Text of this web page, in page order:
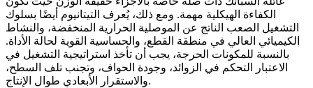
الكفاءة الهيكلية مهمة. ومع ذلك، يُعرف التيتانيوم أيضًا بسلوك
التشغيل الصعب الناتج عن الموصلية الحرارية المنخفضة، والنشاط
الكيميائي العالي في منطقة القطع، والحساسية القوية لحالة الأداة.
بالنسبة للمكونات الحرجة، يجب أن تأخذ استراتيجية التشغيل في
الاعتبار التحكم في الزوائد، وجودة الحواف، وتجنب تلف السطح،
والاستقرار الأبعادي طوال الإنتاج.